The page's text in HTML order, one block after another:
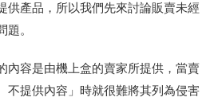
供產品，所以我們先來討論販賣未經
題。
內容是由機上盒的賣家所提供，當賣
不提供內容」時就很難將其列為侵害